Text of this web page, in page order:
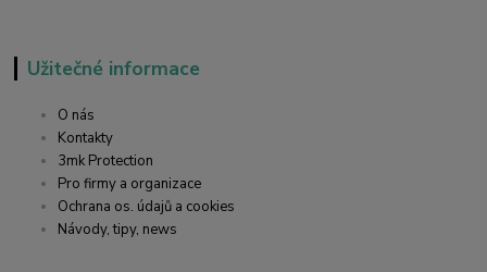
Užitečné informace
O nás
Kontakty
3mk Protection
Pro firmy a organizace
Ochrana os. údajů a cookies
Návody, tipy, news